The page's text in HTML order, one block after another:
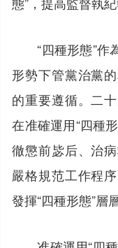
“四種形態”
形勢下管黨治黨
的重要遵循。二
在准確運用“四種
徹懲前毖后、治
嚴格規范工作程
發揮“四種形態”層